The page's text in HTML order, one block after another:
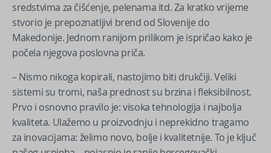
sredstvima za čišćenje, pelenama itd. Za kratko vrijeme
stvorio je prepoznatljivi brend od Slovenije do
Makedonije. Jednom ranijom prilikom je ispričao kako je
počela njegova poslovna priča.
– Nismo nikoga kopirali, nastojimo biti drukčiji. Veliki
sistemi su tromi, naša prednost su brzina i fleksibilnost.
Prvo i osnovno pravilo je: visoka tehnologija i najbolja
kvaliteta. Ulažemo u proizvodnju i neprekidno tragamo
za inovacijama: želimo novo, bolje i kvalitetnije. To je ključ